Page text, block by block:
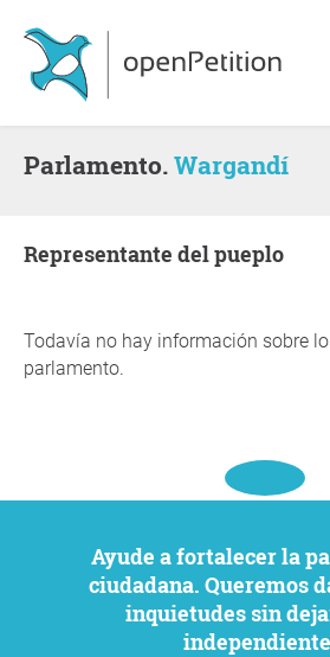
Parlamento.Wargandí
representante del pueplo
Todavía no hay información sobre
parlamento.
Ayude a fortalecer la participación
ciudadana. Queremos
inquietudes sin